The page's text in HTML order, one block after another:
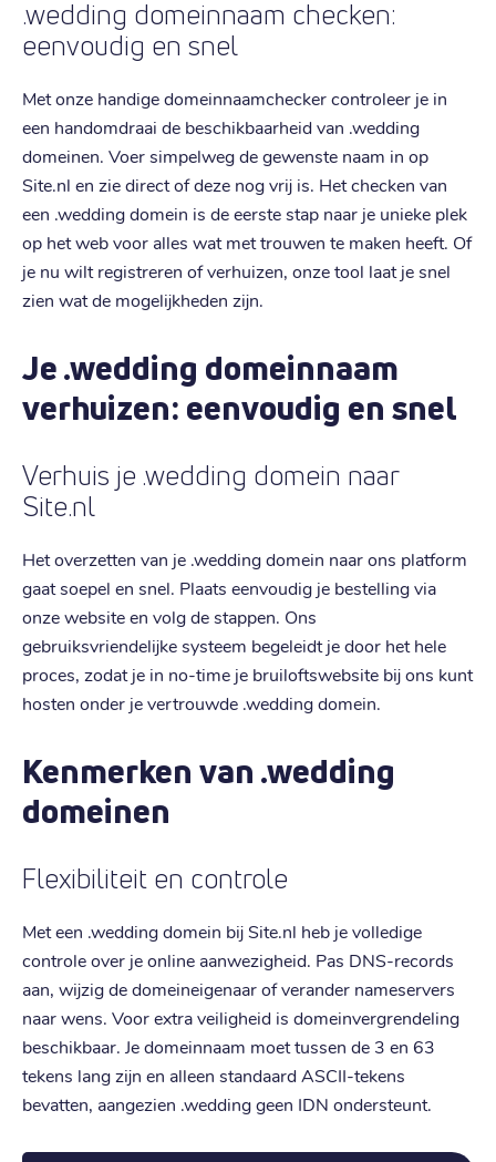
.wedding domeinnaam checken:
eenvoudig en snel
Met onze handige domeinnaamchecker controleer je in
een handomdraai de beschikbaarheid van .wedding
domeinen. Voer simpelweg de gewenste naam in op
Site.nl en zie direct of deze nog vrij is. Het checken van
een .wedding domein is de eerste stap naar je unieke plek
op het web voor alles wat met trouwen te maken heeft. Of
je nu wilt registreren of verhuizen, onze tool laat je snel
zien wat de mogelijkheden zijn.
Je .wedding domeinnaam
verhuizen: eenvoudig en snel
Verhuis je .wedding domein naar
Site.nl
Het overzetten van je .wedding domein naar ons platform
gaat soepel en snel. Plaats eenvoudig je bestelling via
onze website en volg de stappen. Ons
gebruiksvriendelijke systeem begeleidt je door het hele
proces, zodat je in no-time je bruiloftswebsite bij ons kunt
hosten onder je vertrouwde .wedding domein.
Kenmerken van .wedding
domeinen
Flexibiliteit en controle
Met een .wedding domein bij Site.nl heb je volledige
controle over je online aanwezigheid. Pas DNS-records
aan, wijzig de domeineigenaar of verander nameservers
naar wens. Voor extra veiligheid is domeinvergrendeling
beschikbaar. Je domeinnaam moet tussen de 3 en 63
tekens lang zijn en alleen standaard ASCII-tekens
bevatten, aangezien .wedding geen IDN ondersteunt.